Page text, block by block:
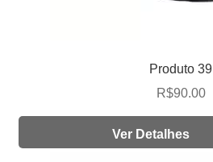
Produto 39
R$90.00
Ver Detalhes